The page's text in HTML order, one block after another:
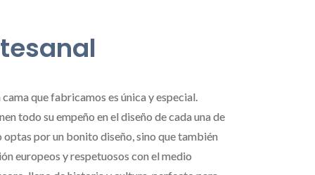
que fabricamos es única y especial.
todo su empeño en el diseño de cada una de
optas por un bonito diseño, sino que también
europeos y respetuosos con el medio